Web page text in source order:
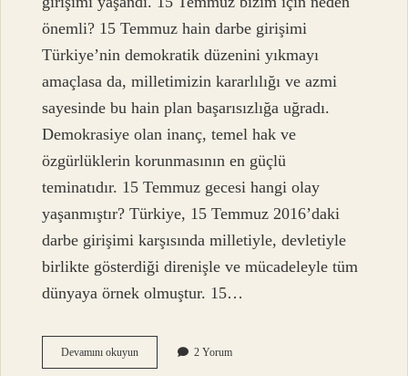
önemli? 15 Temmuz hain darbe girişimi
Türkiye’nin demokratik düzenini yıkmayı
amaçlasa da, milletimizin kararlılığı ve azmi
sayesinde bu hain plan başarısızlığa uğradı.
Demokrasiye olan inanç, temel hak ve
özgürlüklerin korunmasının en güçlü
teminatıdır. 15 Temmuz gecesi hangi olay
yaşanmıştır? Türkiye, 15 Temmuz 2016’daki
darbe girişimi karşısında milletiyle, devletiyle
birlikte gösterdiği direnişle ve mücadeleyle tüm
dünyaya örnek olmuştur. 15…
Devamını okuyun15
Temmuz
2 Yorum